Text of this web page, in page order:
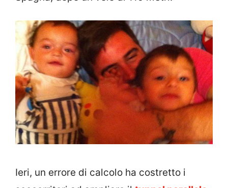
Ieri, un errore di calcolo ha costretto i